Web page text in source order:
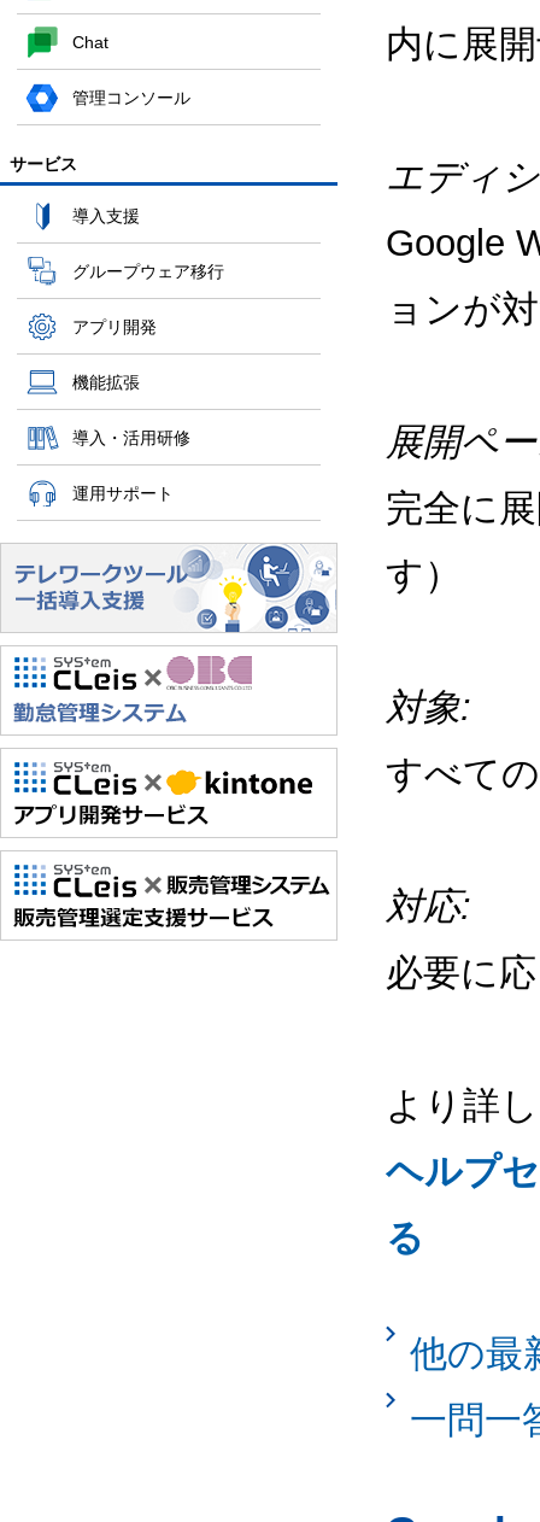
Chat
管理コンソール
サービス
導入支援
グループウェア移行
アプリ開発
機能拡張
導入・活用研修
運用サポート
内に展
エディ
Google
ョンが
展開ペ
完全に
す）
対象:
すべて
対応:
必要に
より詳
ヘルプ
る
他の最
一問一